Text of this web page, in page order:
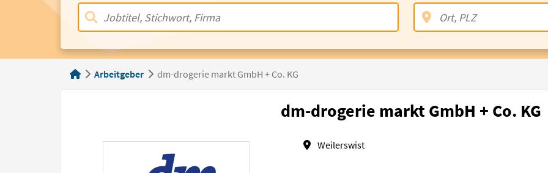
Arbeitgeber dm-drogerie markt GmbH + Co. KG
dm-drogerie markt GmbH + Co. KG
Weilerswist